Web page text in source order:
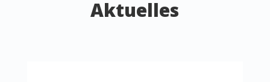
Aktuelles